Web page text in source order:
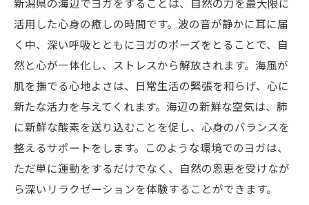
活用した心身の癒しの時間です。波の音が静かに耳に届
く中、深い呼吸とともにヨガのポーズをとることで、自
然と心が一体化し、ストレスから解放されます。海風が
肌を撫でる心地よさは、日常生活の緊張を和らげ、心に
新たな活力を与えてくれます。海辺の新鮮な空気は、肺
に新鮮な酸素を送り込むことを促し、心身のバランスを
整えるサポートをします。このような環境でのヨガは、
ただ単に運動をするだけでなく、自然の恩恵を受けなが
ら深いリラクゼーションを体験することができます。